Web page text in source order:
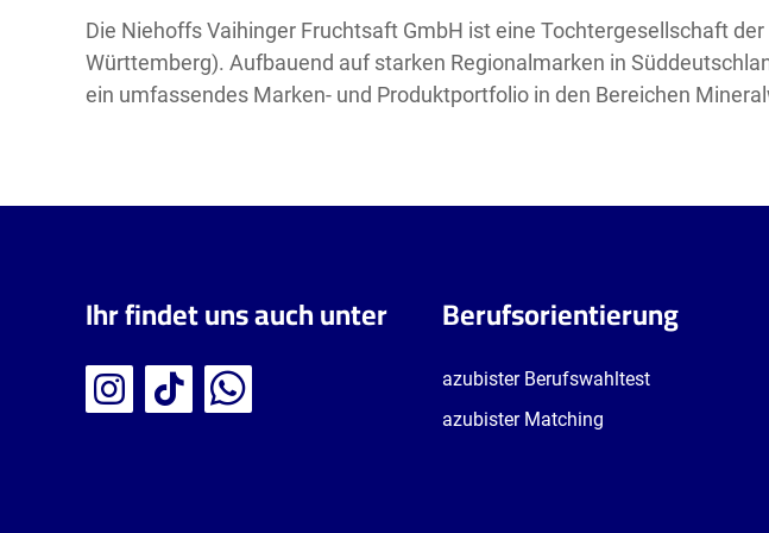
Die Niehoffs Vaihinger Fruchtsaft GmbH ist eine Tochtergesellschaft
Württemberg). Aufbauend auf starken Regionalmarken in
ein umfassendes Marken- und Produktportfolio in den Bereichen
Ihr findet uns auch unter Berufsorientierung
azubister Berufswahltest
azubister Matching